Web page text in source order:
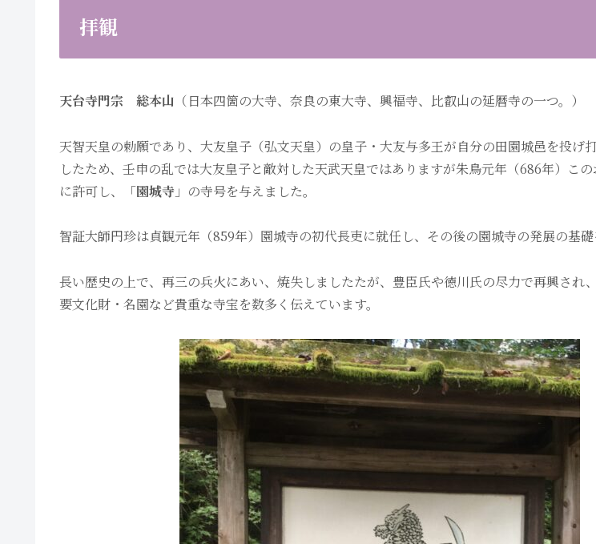
拝観
天台寺門宗 総本山 （日本四箇の大寺、奈良の東大寺、興福寺、比叡山の延暦寺の一つ。）
天智天皇の勅願であり、大友皇子（弘文天皇）の皇子・大友与多王が自分の田園城邑を投げ
したため、壬申の乱では大友皇子と敵対した天武天皇ではありますが朱鳥元年（686年）こ
に許可し、「園城寺 」の寺号を与えました。
智証大師円珍は貞観元年（859年）園城寺の初代長吏に就任し、その後の園城寺の発展の基礎
長い歴史の上で、再三の兵火にあい、焼失しましたたが、豊臣氏や徳川氏の尽力で再興され
要文化財・名園など貴重な寺宝を数多く伝えています。